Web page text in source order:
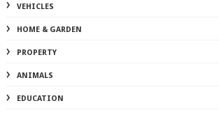
VEHICLES
HOME & GARDEN
PROPERTY
ANIMALS
EDUCATION